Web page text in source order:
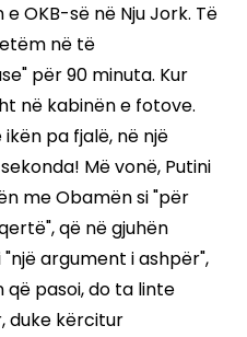
OKB-së në Nju Jork. Të
në të
për 90 minuta. Kur
në kabinën e fotove.
pa fjalë, në një
Më vonë, Putini
me Obamën si "për
që në gjuhën
argument i ashpër",
që pasoi, do ta linte
duke kërcitur